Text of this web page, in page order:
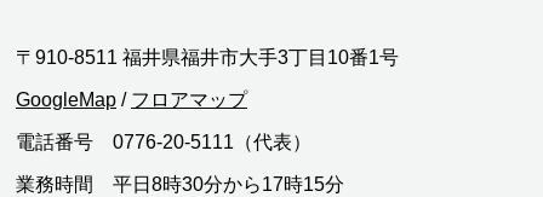
〒910-8511 福井県福井市大手3丁目10番1号
GoogleMap / フロアマップ
電話番号 0776-20-5111（代表）
業務時間 平日8時30分から17時15分